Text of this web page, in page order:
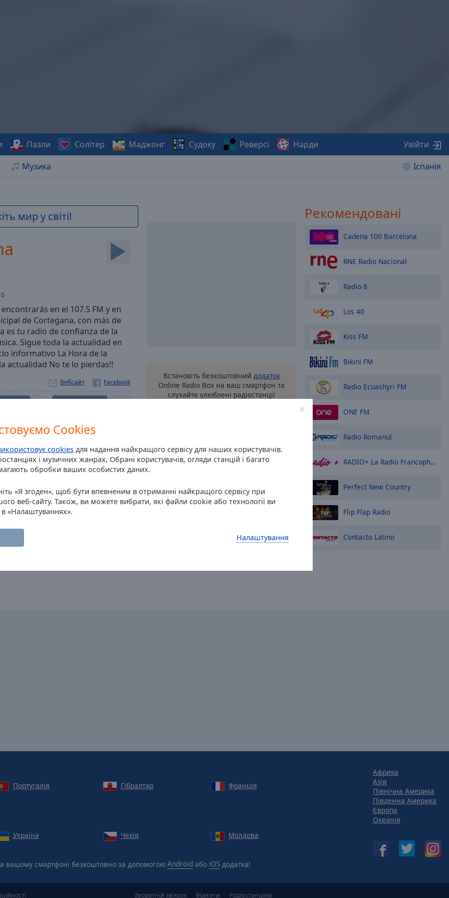
Cookies
cookies для надання найкращого сервісу для наших користувачів.
і музичних жанрах, Обрані користувачів, огляди станцій і багато
обробки ваших особистих даних.
«Я згоден», щоб бути впевненим в отриманні найкращого сервісу при
веб-сайту. Також, ви можете вибрати, які файли cookie або технології ви
«Налаштуваннях».
Налаштування
Музика Іспанія
Пазли Солітер Маджонг Судоку Реверсі Нарди Увійти
мир у світі!
0
en el 107.5 FM y en
de Cortegana, con más de
es tu radio de confianza de la
Sigue toda la actualidad en
informativo La Hora de la
actualidad No te lo pierdas!!
Вебсайт
Встановіть безкоштовний додаток
Online Radio Box на ваш смартфон та
слухайте улюблені радіостанції
інші варіанти
Рекомендовані
Cadena 100 Barcelona
RNE Radio Nacional
Radio 8
Los 40
Kiss FM
Bikini FM
Radio Ecuashyri FM
ONE FM
Radio Romanul
RADIO+ La Radio Francophone En Espagne
Perfect New Country
Flip Flap Radio
Contacto Latino
Португалія Гібралтар
Франція
Україна Чехія Молдова
вашому смартфоні безкоштовно за допомогою Android або iOS додатка!
Африка
Азія
Північна Америка
Південна Америка
Європа
Океанія
Зворотній зв’язок Віджети Радіостанціям